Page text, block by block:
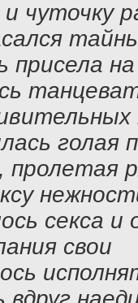
чуточку
присела
голая
пролетая
секса и
свои